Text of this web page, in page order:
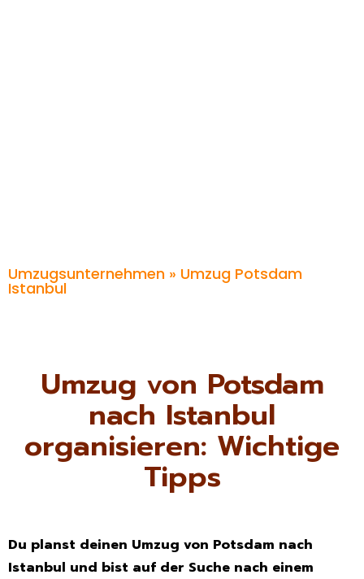
Umzugsunternehmen » Umzug Potsdam
Istanbul
Umzug von Potsdam
nach Istanbul
organisieren: Wichtige
Tipps
Du planst deinen Umzug von Potsdam nach
Istanbul und bist auf der Suche nach einem